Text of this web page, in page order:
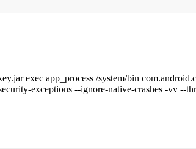
exec app_process /system/bin
exceptions --ignore-native-crashes -vv --